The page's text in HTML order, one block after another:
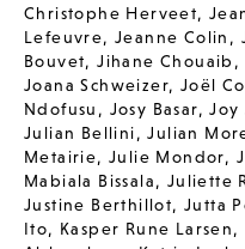
Christophe Herveet,
Lefeuvre,Jeanne Colin ,
Bouvet,Jihane Chouaib ,
Joana Schweizer, Joël
Ndofusu , Josy Basar,Joy
Julian Bellini,Julian
Metairie,Julie Mondor,
Mabiala Bissala, Juliette
Justine Berthillot,Jutta
Ito, Kasper Rune Larsen,